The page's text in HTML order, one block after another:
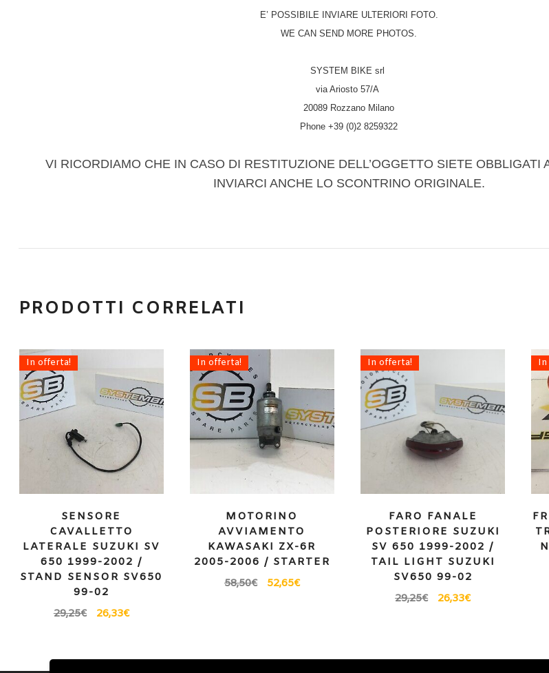
E’ POSSIBILE INVIARE ULTERIORI FOTO.
WE CAN SEND MORE PHOTOS.
SYSTEM BIKE srl
via Ariosto 57/A
20089 Rozzano Milano
Phone +39 (0)2 8259322
VI RICORDIAMO CHE IN CASO DI RESTITUZIONE DELL’OGGETTO SIETE OBBLIGATI
INVIARCI ANCHE LO SCONTRINO ORIGINALE.
PRODOTTI CORRELATI
In offerta!
SENSORE
CAVALLETTO
LATERALE SUZUKI SV
650 1999-2002 /
STAND SENSOR SV650
99-02
29,25€ 26,33€
In offerta!
MOTORINO
AVVIAMENTO
KAWASAKI ZX-6R
2005-2006 / STARTER
58,50€ 52,65€
In offerta!
FARO FANALE
POSTERIORE SUZUKI
SV 650 1999-2002 /
TAIL LIGHT SUZUKI
SV650 99-02
29,25€ 26,33€